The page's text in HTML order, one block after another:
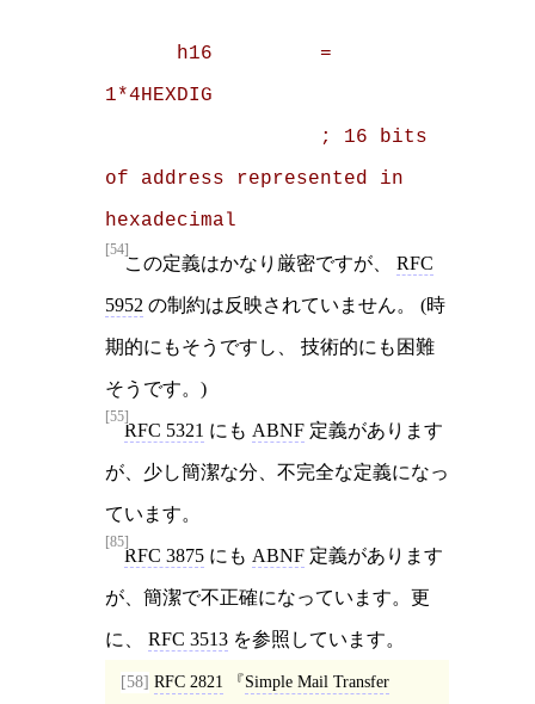
      h16         =
1*4HEXDIG
                  ; 16 bits
of address represented in
hexadecimal
[54]
この定義はかなり厳密ですが、 RFC
5952 の制約は反映されていません。 (時
期的にもそうですし、 技術的にも困難
そうです。)
[55]
RFC 5321 にも ABNF 定義があります
が、少し簡潔な分、不完全な定義になっ
ています。
[85]
RFC 3875 にも ABNF 定義があります
が、簡潔で不正確になっています。更
に、 RFC 3513 を参照しています。
[58] RFC 2821
Simple Mail Transfer